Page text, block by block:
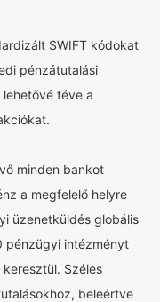
SWIFT kódokat
pénzátutalási
téve a
minden bankot
a megfelelő helyre
üzenetküldés globális
pénzügyi intézményt
Széles
beleértve